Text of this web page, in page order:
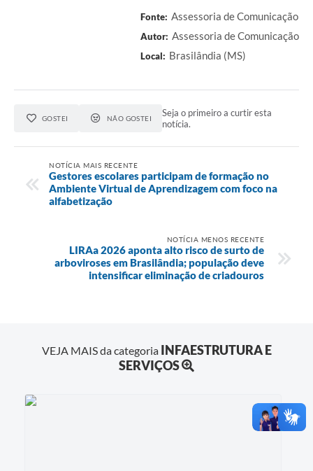
Fonte: Assessoria de Comunicação
Autor: Assessoria de Comunicação
Local: Brasilândia (MS)
GOSTEI NÃO GOSTEI
Seja o primeiro a curtir esta
notícia.
NOTÍCIA MAIS RECENTE
Gestores escolares participam de formação no
Ambiente Virtual de Aprendizagem com foco na
alfabetização
NOTÍCIA MENOS RECENTE
LIRAa 2026 aponta alto risco de surto de
arboviroses em Brasilândia; população deve
intensificar eliminação de criadouros
VEJA MAIS da categoria INFAESTRUTURA E
SERVIÇOS